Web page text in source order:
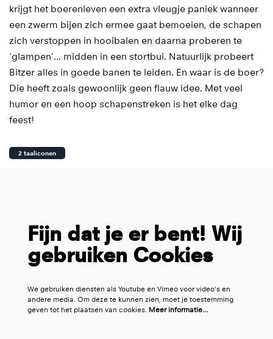
krijgt het boerenleven een extra vleugje paniek wanneer
een zwerm bijen zich ermee gaat bemoeien, de schapen
zich verstoppen in hooibalen en daarna proberen te
‘glampen’… midden in een stortbui. Natuurlijk probeert
Bitzer alles in goede banen te leiden. En waar is de boer?
Die heeft zoals gewoonlijk geen flauw idee. Met veel
humor en een hoop schapenstreken is het elke dag
feest!
2 taaliconen
Fijn dat je er bent! Wij
gebruiken Cookies
We gebruiken diensten als Youtube en Vimeo voor video's en
andere media. Om deze te kunnen zien, moet je toestemming
geven tot het plaatsen van cookies. Meer informatie…